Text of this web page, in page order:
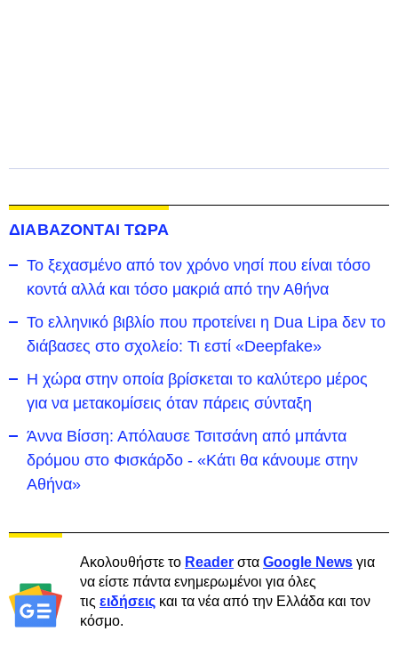
ΔΙΑΒΑΖΟΝΤΑΙ ΤΩΡΑ
To ξεχασμένο από τον χρόνο νησί που είναι τόσο
κοντά αλλά και τόσο μακριά από την Αθήνα
Το ελληνικό βιβλίο που προτείνει η Dua Lipa δεν το
διάβασες στο σχολείο: Τι εστί «Deepfake»
Η χώρα στην οποία βρίσκεται το καλύτερο μέρος
για να μετακομίσεις όταν πάρεις σύνταξη
Άννα Βίσση: Απόλαυσε Τσιτσάνη από μπάντα
δρόμου στο Φισκάρδο - «Κάτι θα κάνουμε στην
Αθήνα»
Ακολουθήστε το Reader στα Google News για
να είστε πάντα ενημερωμένοι για όλες
τις ειδήσεις και τα νέα από την Ελλάδα και τον
κόσμο.